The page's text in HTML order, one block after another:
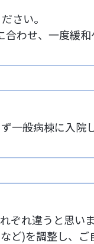
さい。
わせ、一度緩
一般病棟に入院
ぞれ違うと思い
ど)を調整し、